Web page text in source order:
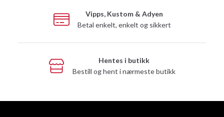
Vipps, Kustom & Adyen
Betal enkelt, enkelt og sikkert
Hentes i butikk
Bestill og hent i nærmeste butikk